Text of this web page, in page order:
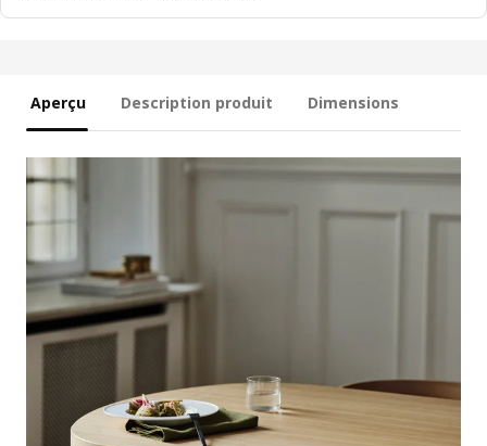
Aperçu Description produit Dimensions